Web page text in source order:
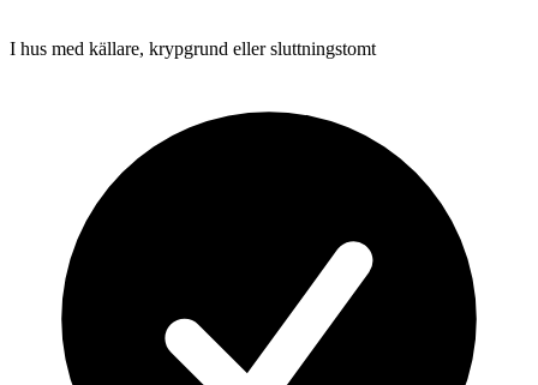
I hus med källare, krypgrund eller sluttningstomt